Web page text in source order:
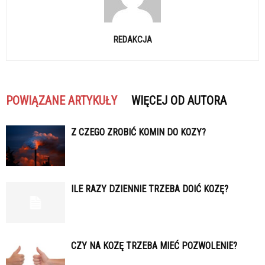
REDAKCJA
POWIĄZANE ARTYKUŁY WIĘCEJ OD AUTORA
Z CZEGO ZROBIĆ KOMIN DO KOZY?
ILE RAZY DZIENNIE TRZEBA DOIĆ KOZĘ?
CZY NA KOZĘ TRZEBA MIEĆ POZWOLENIE?